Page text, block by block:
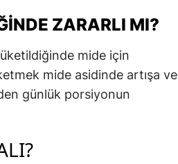
ZARARLI MI?
mide için
mide asidinde artışa ve
günlük porsiyonun